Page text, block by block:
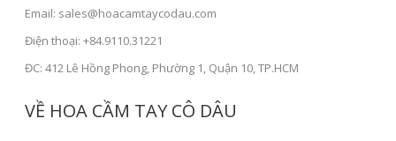
Email: sales@hoacamtaycodau.com
Điện thoại: +84.9110.31221
ĐC: 412 Lê Hồng Phong, Phường 1, Quận 10, TP.HCM
VỀ HOA CẦM TAY CÔ DÂU